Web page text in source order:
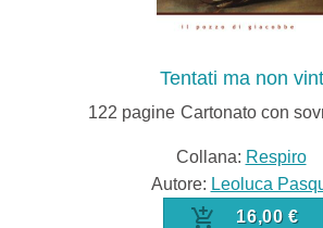
Tentati ma non
122 pagine Cartonato con
Collana: Respiro
Autore: Leoluca
16,00 €